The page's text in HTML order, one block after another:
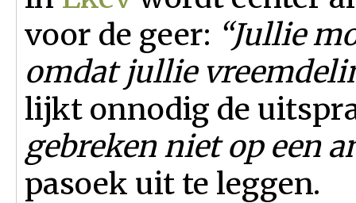
voor de geer: “Jullie
omdat jullie
lijkt onnodig de
gebreken niet op een
pasoek uit te leggen.